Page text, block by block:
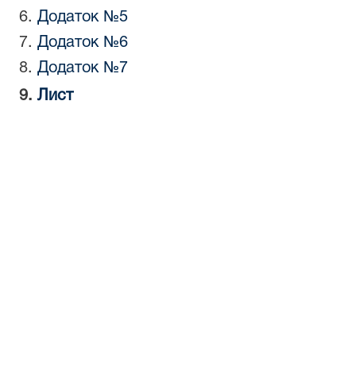
6. Додаток №5
7. Додаток №6
8. Додаток №7
9. Лист